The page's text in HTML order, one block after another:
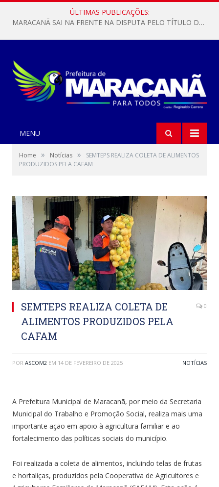
ÚLTIMAS PUBLICAÇÕES:
MARACANÃ SAI NA FRENTE NA DISPUTA PELO TÍTULO DA COPA PARÁ SUB-17!
MENU
Home » Notícias »
SEMTEPS REALIZA COLETA DE ALIMENTOS
PRODUZIDOS PELA CAFAM
SEMTEPS REALIZA COLETA DE
ALIMENTOS PRODUZIDOS PELA
CAFAM
0
POR ASCOM2 EM 14 DE FEVEREIRO DE 2025 NOTÍCIAS
A Prefeitura Municipal de Maracanã, por meio da Secretaria
Municipal do Trabalho e Promoção Social, realiza mais uma
importante ação em apoio à agricultura familiar e ao
fortalecimento das políticas sociais do município.
Foi realizada a coleta de alimentos, incluindo telas de frutas
e hortaliças, produzidos pela Cooperativa de Agricultores e